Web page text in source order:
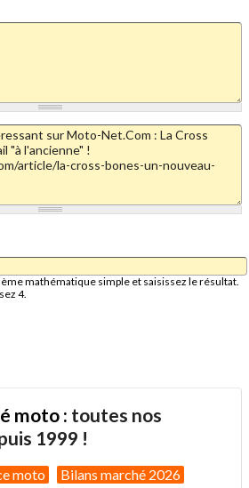
mathématique simple et saisissez le résultat.
4.
moto : toutes nos
1999 !
moto Bilans marché 2026